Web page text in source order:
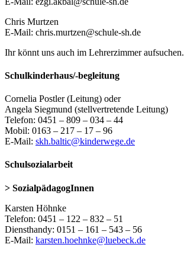
Chris Murtzen
E-Mail: chris.murtzen@schule-sh.de
Ihr könnt uns auch im Lehrerzimmer aufsuchen.
Schulkinderhaus/-begleitung
Cornelia Postler (Leitung) oder
Angela Siegmund (stellvertretende Leitung)
Telefon: 0451 – 809 – 034 – 44
Mobil: 0163 – 217 – 17 – 96
E-Mail: skh.baltic@kinderwege.de
Schulsozialarbeit
> SozialpädagogInnen
Karsten Höhnke
Telefon: 0451 – 122 – 832 – 51
Diensthandy: 0151 – 161 – 543 – 56
E-Mail: karsten.hoehnke@luebeck.de